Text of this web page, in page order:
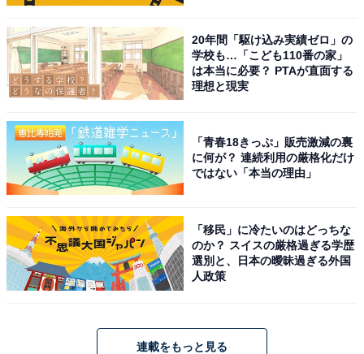
20年間「駆け込み実績ゼロ」の
学校も…「こども110番の家」
は本当に必要？ PTAが直面する
理想と現実
「青春18きっぷ」販売激減の裏
に何が？ 連続利用の厳格化だけ
ではない「本当の理由」
「移民」に冷たいのはどっちな
のか？ スイスの厳格過ぎる学歴
選別と、日本の曖昧過ぎる外国
人政策
連載をもっと見る